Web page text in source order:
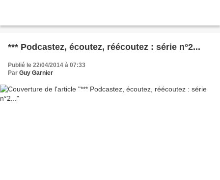
*** Podcastez, écoutez, réécoutez : série n°2...
Publié le 22/04/2014 à 07:33
Par Guy Garnier